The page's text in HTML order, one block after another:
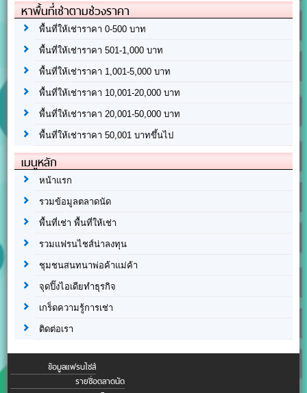
หาพื้นที่เช่าตามช่วงราคา
พื้นที่ให้เช่าราคา 0-500 บาท
พื้นที่ให้เช่าราคา 501-1,000 บาท
พื้นที่ให้เช่าราคา 1,001-5,000 บาท
พื้นที่ให้เช่าราคา 10,001-20,000 บาท
พื้นที่ให้เช่าราคา 20,001-50,000 บาท
พื้นที่ให้เช่าราคา 50,001 บาทขึ้นไป
เมนูหลัก
หน้าแรก
รวมข้อมูลตลาดนัด
พื้นที่เช่า พื้นที่ให้เช่า
รวมแฟรนไชส์น่าลงทุน
ชุมชนสนทนาพ่อค้าแม่ค้า
จุดปิ๊งไอเดียทำธุรกิจ
เกร็ดความรู้การเช่า
ติดต่อเรา
ข้อมูลแฟรนไชส์
รายชื่อตลาดนัด